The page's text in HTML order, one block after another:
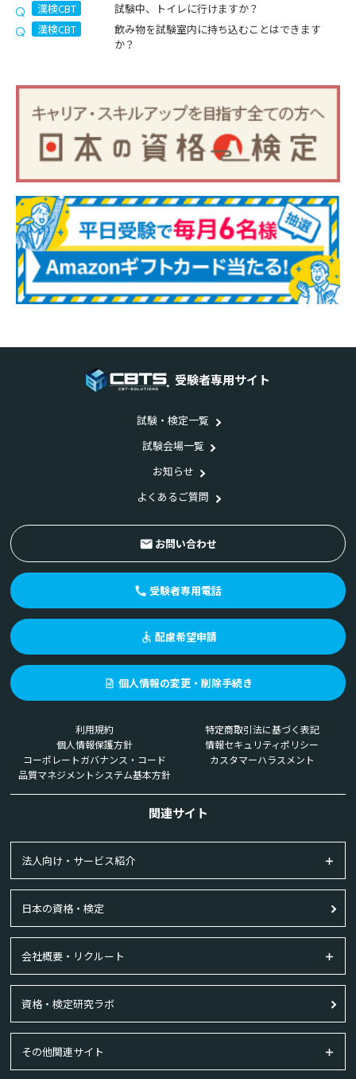
漢検CBT
試験中、トイレに行けますか？
漢検CBT
飲み物を試験室内に持ち込むことはできます
か？
受験者専用サイト
試験・検定一覧
試験会場一覧
お知らせ
よくあるご質問
お問い合わせ
受験者専用電話
配慮希望申請
個人情報の変更・削除手続き
利用規約
特定商取引法に基づく表記
個人情報保護方針
情報セキュリティポリシー
コーポレートガバナンス・コード
カスタマーハラスメント
品質マネジメントシステム基本方針
関連サイト
法人向け・サービス紹介
日本の資格・検定
会社概要・リクルート
資格・検定研究ラボ
その他関連サイト